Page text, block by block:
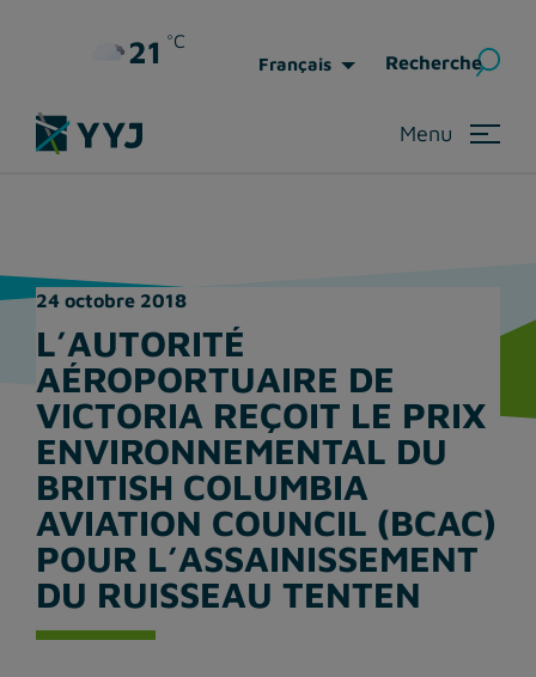
21 °C
Français Recherche
Menu
24 octobre 2018
L’AUTORITÉ
AÉROPORTUAIRE DE
VICTORIA REÇOIT LE PRIX
ENVIRONNEMENTAL DU
BRITISH COLUMBIA
AVIATION COUNCIL (BCAC)
POUR L’ASSAINISSEMENT
DU RUISSEAU TENTEN